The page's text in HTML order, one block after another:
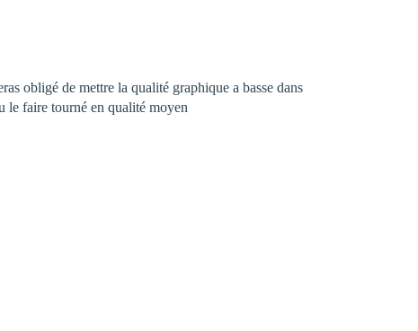
obligé de mettre la qualité graphique a basse dans
le faire tourné en qualité moyen